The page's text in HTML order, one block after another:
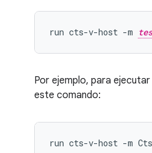
run cts-v-host -m
Por ejemplo, para
este comando:
run cts-v-host -m